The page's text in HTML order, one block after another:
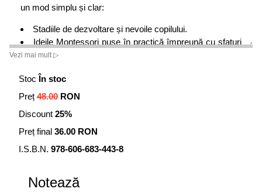
un mod simplu și clar:
Stadiile de dezvoltare și nevoile copilului.
Ideile Montessori puse în practică împreună cu sfaturi
concrete și exemple precise.
practică.
Mărturii ale specialiștilor și profesioniștilor Montessori.
Charlotte Poussin este educatoare Montessori,
absolventă a Asociației Internaționale Montessori în anul
în Franța și în Canada. A condus o școală Montessori și
principiile montessoriene împreună cu cei cinci copii ai ei.
Vezi mai mult ▷
Stoc În stoc
Preț 48.00 RON
Discount 25%
Preț final 36.00 RON
I.S.B.N. 978-606-683-443-8
Notează